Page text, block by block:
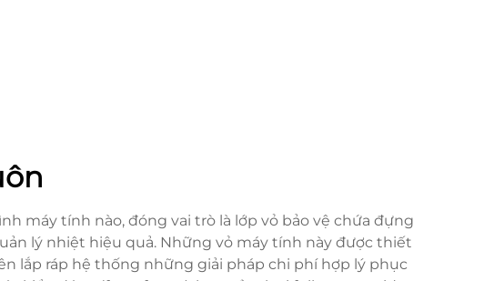
máy tính nào, đóng vai trò là lớp vỏ bảo vệ chứa đựng
lý nhiệt hiệu quả. Những vỏ máy tính này được thiết
lắp ráp hệ thống những giải pháp chi phí hợp lý phục